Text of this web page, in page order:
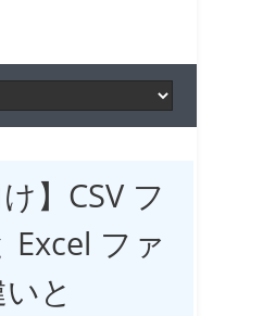
け】CSV フ
Excel ファ
と